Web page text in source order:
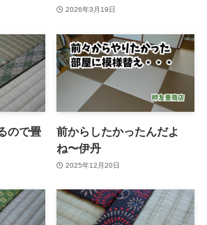
2026年3月19日
ので畳
前からしたかったんだよ
ね〜伊丹
2025年12月20日